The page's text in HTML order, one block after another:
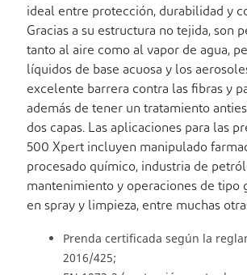
ideal entre protección, durabilidad y
Gracias a su estructura no tejida, son
tanto al aire como al vapor de agua,
líquidos de base acuosa y los
excelente barrera contra las fibras y
además de tener un tratamiento
dos capas. Las aplicaciones para las
500 Xpert incluyen manipulado
procesado químico, industria de
mantenimiento y operaciones de tipo
en spray y limpieza, entre muchas
Prenda certificada según la
2016/425;